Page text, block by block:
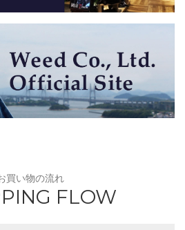
買い物の流れ
FLOW